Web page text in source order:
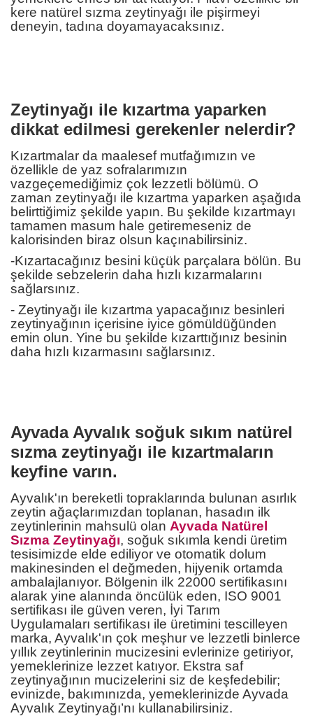
kere natürel sızma zeytinyağı ile pişirmeyi
deneyin, tadına doyamayacaksınız.
Zeytinyağı ile kızartma yaparken
dikkat edilmesi gerekenler nelerdir?
Kızartmalar da maalesef mutfağımızın ve
özellikle de yaz sofralarımızın
vazgeçemediğimiz çok lezzetli bölümü. O
zaman zeytinyağı ile kızartma yaparken aşağıda
belirttiğimiz şekilde yapın. Bu şekilde kızartmayı
tamamen masum hale getiremeseniz de
kalorisinden biraz olsun kaçınabilirsiniz.
-Kızartacağınız besini küçük parçalara bölün. Bu
şekilde sebzelerin daha hızlı kızarmalarını
sağlarsınız.
- Zeytinyağı ile kızartma yapacağınız besinleri
zeytinyağının içerisine iyice gömüldüğünden
emin olun. Yine bu şekilde kızarttığınız besinin
daha hızlı kızarmasını sağlarsınız.
Ayvada Ayvalık soğuk sıkım natürel
sızma zeytinyağı ile kızartmaların
keyfine varın.
Ayvalık'ın bereketli topraklarında bulunan asırlık
zeytin ağaçlarımızdan toplanan, hasadın ilk
zeytinlerinin mahsulü olan Ayvada Natürel
Sızma Zeytinyağı, soğuk sıkımla kendi üretim
tesisimizde elde ediliyor ve otomatik dolum
makinesinden el değmeden, hijyenik ortamda
ambalajlanıyor. Bölgenin ilk 22000 sertifikasını
alarak yine alanında öncülük eden, ISO 9001
sertifikası ile güven veren, İyi Tarım
Uygulamaları sertifikası ile üretimini tescilleyen
marka, Ayvalık'ın çok meşhur ve lezzetli binlerce
yıllık zeytinlerinin mucizesini evlerinize getiriyor,
yemeklerinize lezzet katıyor. Ekstra saf
zeytinyağının mucizelerini siz de keşfedebilir;
evinizde, bakımınızda, yemeklerinizde Ayvada
Ayvalık Zeytinyağı’nı kullanabilirsiniz.